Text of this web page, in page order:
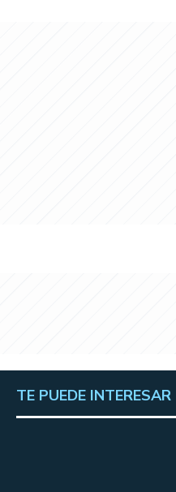
TE PUEDE INTERESAR